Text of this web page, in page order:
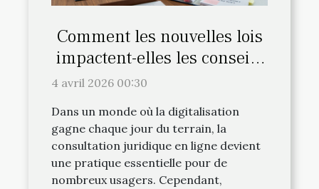
Comment les nouvelles lois
impactent-elles les conseils
juridiques en ligne ?
4 avril 2026 00:30
Dans un monde où la digitalisation
gagne chaque jour du terrain, la
consultation juridique en ligne devient
une pratique essentielle pour de
nombreux usagers. Cependant,